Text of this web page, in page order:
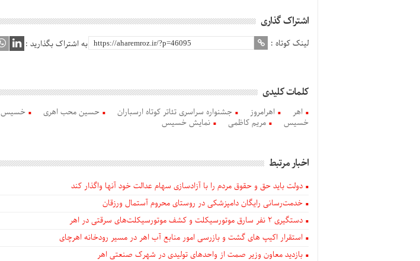
اشتراک گذاری
لینک کوتاه : به اشتراک بگذارید :
کلمات کلیدی
اهر اهرامروز جشنواره سراسری تئاتر کوتاه ارسباران حسین محب اهری خسیس
خسیس
مریم کاظمی نمایش خسیس
اخبار مرتبط
دولت باید حق و حقوق مردم را با آزادسازی سهام عدالت خود آنها واگذار کند
خدمت‌رسانی رایگان دامپزشکی در روستای محروم آستمال ورزقان
دستگيری ۲ نفر سارق موتورسیکلت و کشف موتورسیکلت‌های سرقتی در اهر
استقرار اکیپ های گشت و بازرسی امور منابع آب اهر در مسیر رودخانه اهرچای
بازدید معاون وزیر صمت از واحدهای تولیدی در شهرک صنعتی اهر